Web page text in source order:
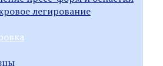
легирование